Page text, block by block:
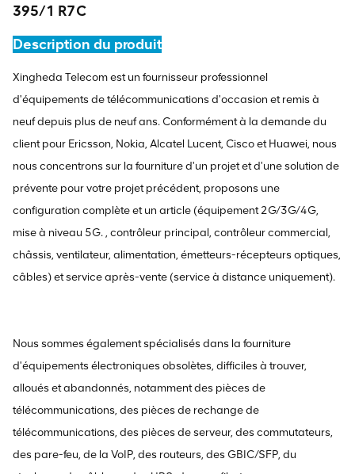
395/1 R7C
Description du produit
Xingheda Telecom est un fournisseur professionnel
d'équipements de télécommunications d'occasion et remis à
neuf depuis plus de neuf ans. Conformément à la demande du
client pour Ericsson, Nokia, Alcatel Lucent, Cisco et Huawei, nous
nous concentrons sur la fourniture d'un projet et d'une solution de
prévente pour votre projet précédent, proposons une
configuration complète et un article (équipement 2G/3G/4G,
mise à niveau 5G. , contrôleur principal, contrôleur commercial,
châssis, ventilateur, alimentation, émetteurs-récepteurs optiques,
câbles) et service après-vente (service à distance uniquement).
Nous sommes également spécialisés dans la fourniture
d'équipements électroniques obsolètes, difficiles à trouver,
alloués et abandonnés, notamment des pièces de
télécommunications, des pièces de rechange de
télécommunications, des pièces de serveur, des commutateurs,
des pare-feu, de la VoIP, des routeurs, des GBIC/SFP, du